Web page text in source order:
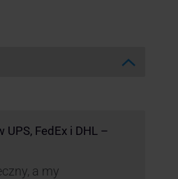
FedEx i DHL –
a my